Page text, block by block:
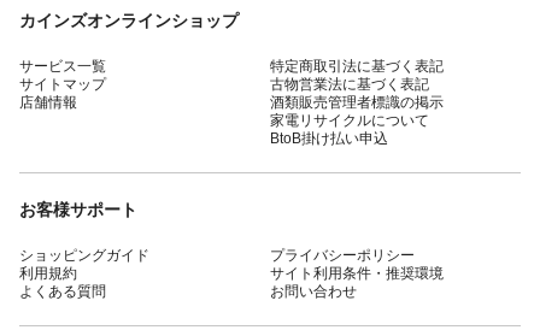
カインズオンラインショップ
サービス一覧
サイトマップ
店舗情報
特定商取引法に基づく表記
古物営業法に基づく表記
酒類販売管理者標識の掲示
家電リサイクルについて
BtoB掛け払い申込
お客様サポート
ショッピングガイド
利用規約
よくある質問
プライバシーポリシー
サイト利用条件・推奨環境
お問い合わせ